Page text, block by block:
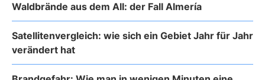
Waldbrände aus dem All: der Fall Almería
Satellitenvergleich: wie sich ein Gebiet Jahr für Jahr
verändert hat